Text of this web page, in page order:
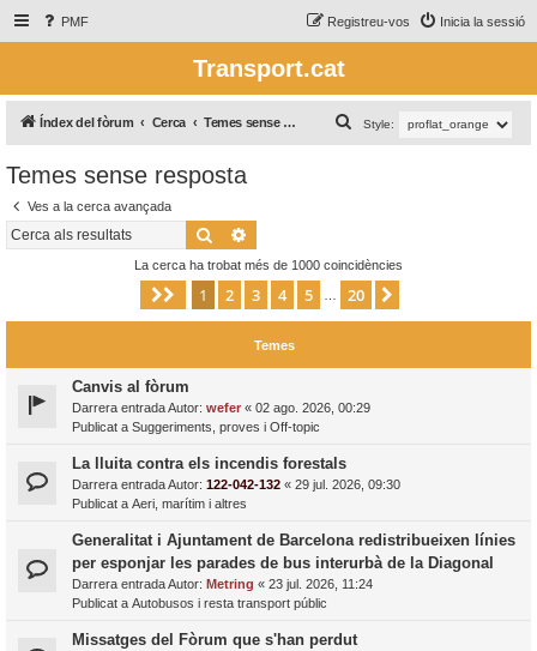
PMF Inicia la sessió
Registreu-vos
Transport.cat
Índex del fòrum Cerca Temes sense resposta Style:
e
Temes sense resposta
Ves a la cerca avançada
Cerca
La cerca ha trobat més de 1000 coincidències
Pàgina de 20
1 2 3 4 5 20
Temes
Canvis al fòrum
Darrera entrada Autor: wefer « 02 ago. 2026, 00:29
Publicat a Suggeriments, proves i Off-topic
La lluita contra els incendis forestals
Darrera entrada Autor: 122-042-132 « 29 jul. 2026, 09:30
Publicat a Aeri, marítim i altres
Generalitat i Ajuntament de Barcelona redistribueixen línies
per esponjar les parades de bus interurbà de la Diagonal
Darrera entrada Autor: Metring « 23 jul. 2026, 11:24
Publicat a Autobusos i resta transport públic
Missatges del Fòrum que s'han perdut